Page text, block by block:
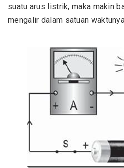
suatu arus listrik, maka makin
mengalir dalam satuan